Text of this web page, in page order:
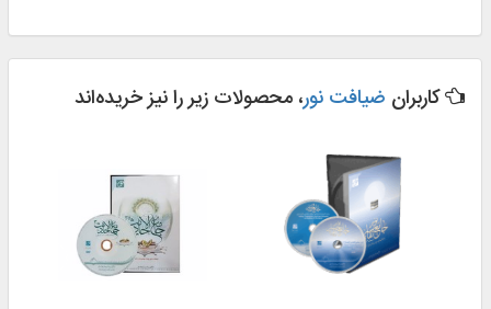
کاربران ضیافت نور، محصولات زیر را نیز خریده‌اند